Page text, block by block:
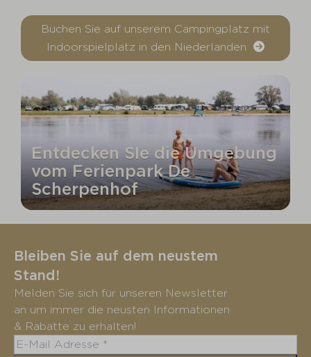
Buchen Sie auf unserem Campingplatz mit
Indoorspielplatz in den Niederlanden
Entdecken SIe die Umgebung
vom Ferienpark De
Scherpenhof
Bleiben Sie auf dem neustem
Stand!
Melden Sie sich für unseren Newsletter
an um immer die neusten Informationen
& Rabatte zu erhalten!